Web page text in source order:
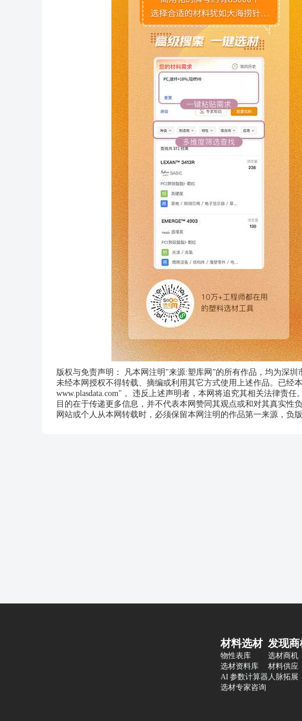
版权与免责声明： 凡本网注明"来源:塑库网”的所有作品，均为深
未经本网授权不得转载、摘编或利用其它方式使用上述作品。已经
www.plasdata.com" 。违反上述声明者，本网将追究其相关法律责
目的在于传递更多信息，并不代表本网赞同其观点或和对其真实性
网站或个人从本网转载时，必须保留本网注明的作品第一来源，负版
材料选材
物性表库
选材资料库
AI 参数计算器
选材专家咨询
发现商
选材商机
材料供应
人脉拓展